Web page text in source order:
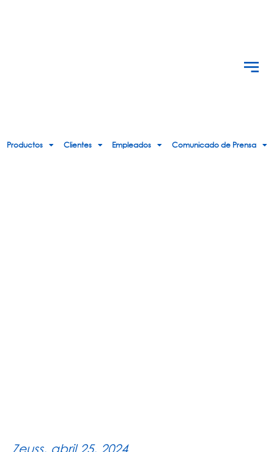
Productos Clientes Empleados Comunicado de Prensa
Zeuss, abril 25, 2024